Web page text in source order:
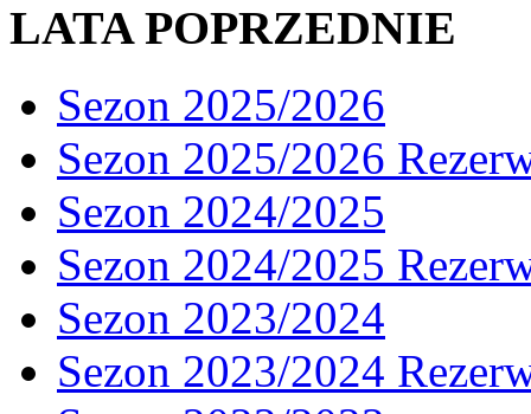
LATA POPRZEDNIE
Sezon 2025/2026
Sezon 2025/2026
Sezon 2024/2025
Sezon 2024/2025
Sezon 2023/2024
Sezon 2023/2024